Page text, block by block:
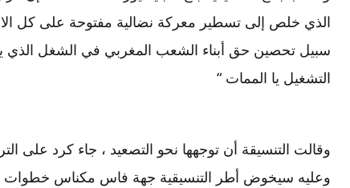
الذي خلص إلى تسطير معركة نضالية مفتوحة على كل
سبيل تحصين حق أبناء الشعب المغربي في الشغل الذي
التشغيل يا الممات “
وقالت التنسيقة أن توجهها نحو التصعيد ، جاء كرد على
وعليه سيخوض أطر التنسيقية جهة فاس مكناس خطوات